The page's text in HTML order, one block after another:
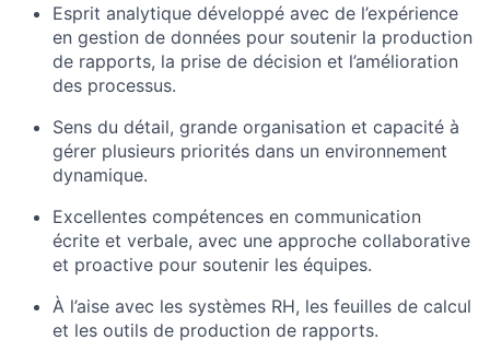
Esprit analytique développé avec de l’expérience
en gestion de données pour soutenir la production
de rapports, la prise de décision et l’amélioration
des processus.
Sens du détail, grande organisation et capacité à
gérer plusieurs priorités dans un environnement
dynamique.
Excellentes compétences en communication
écrite et verbale, avec une approche collaborative
et proactive pour soutenir les équipes.
À l’aise avec les systèmes RH, les feuilles de calcul
et les outils de production de rapports.